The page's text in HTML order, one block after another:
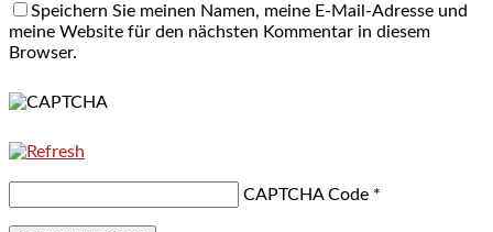
Speichern Sie meinen Namen, meine E-Mail-Adresse und
meine Website für den nächsten Kommentar in diesem
Browser.
CAPTCHA Code *